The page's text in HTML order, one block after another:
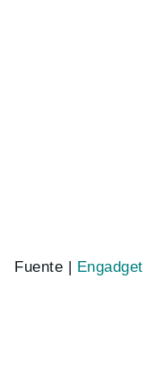
Fuente | Engadget